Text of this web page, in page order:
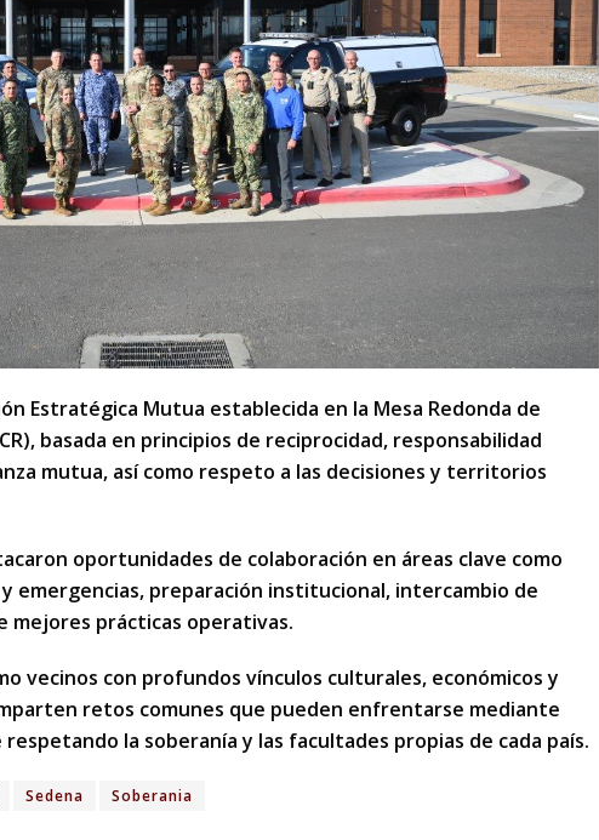
Estratégica Mutua establecida en la Mesa Redonda de
basada en principios de reciprocidad, responsabilidad
mutua, así como respeto a las decisiones y territorios
oportunidades de colaboración en áreas clave como
emergencias, preparación institucional, intercambio de
mejores prácticas operativas.
vecinos con profundos vínculos culturales, económicos y
retos comunes que pueden enfrentarse mediante
la soberanía y las facultades propias de cada país.
Sedena Soberania